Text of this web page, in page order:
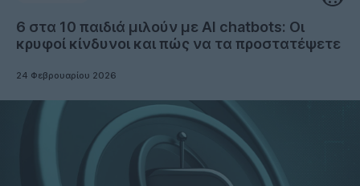
6 στα 10 παιδιά μιλούν με AI chatbots: Οι
κρυφοί κίνδυνοι και πώς να τα προστατέψετε
24 Φεβρουαρίου 2026